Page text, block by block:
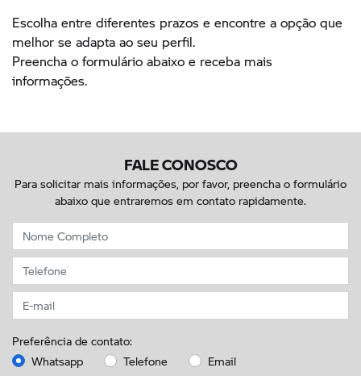
Escolha entre diferentes prazos e encontre a opção que
melhor se adapta ao seu perfil.
Preencha o formulário abaixo e receba mais
informações.
FALE CONOSCO
Para solicitar mais informações, por favor, preencha o formulário
abaixo que entraremos em contato rapidamente.
Preferência de contato:
Whatsapp
Telefone Email